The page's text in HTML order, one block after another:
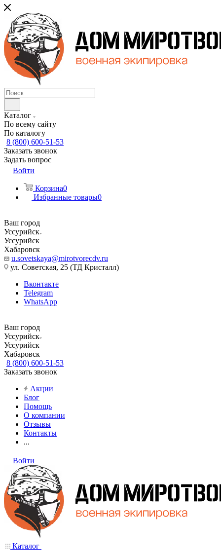
Каталог
По всему сайту
По каталогу
8 (800) 600-51-53
Заказать звонок
Задать вопрос
Войти
Корзина0
Избранные товары0
Ваш город
Уссурийск
Уссурийск
Хабаровск
u.sovetskaya@mirotvorecdv.ru
ул. Советская, 25 (ТД Кристалл)
Вконтакте
Telegram
WhatsApp
Ваш город
Уссурийск
Уссурийск
Хабаровск
8 (800) 600-51-53
Заказать звонок
Акции
Блог
Помощь
О компании
Отзывы
Контакты
...
Войти
Каталог